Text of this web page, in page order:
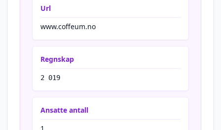
Url
www.coffeum.no
Regnskap
2 019
Ansatte antall